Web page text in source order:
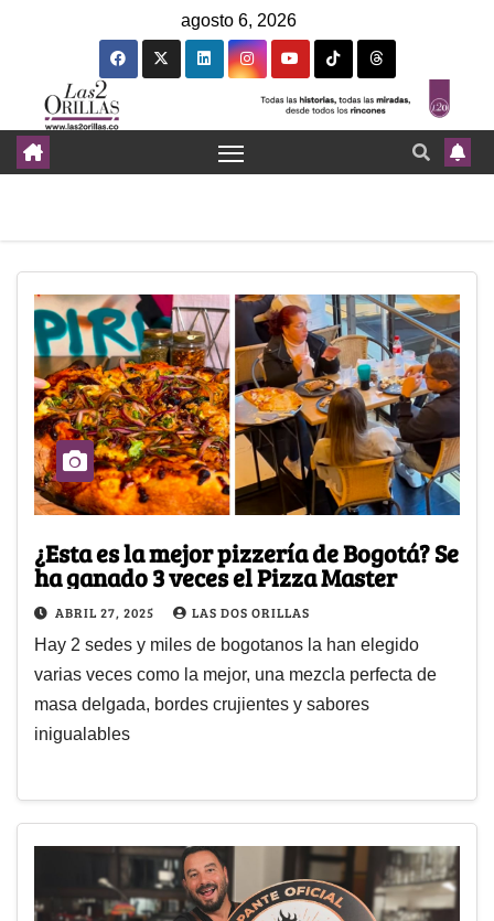
agosto 6, 2026
¿Esta es la mejor pizzería de Bogotá? Se
ha ganado 3 veces el Pizza Master
ABRIL 27, 2025 LAS DOS ORILLAS
Hay 2 sedes y miles de bogotanos la han elegido
varias veces como la mejor, una mezcla perfecta de
masa delgada, bordes crujientes y sabores
inigualables